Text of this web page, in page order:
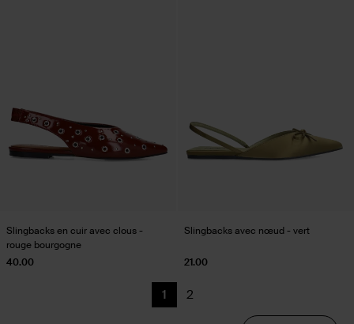
Slingbacks en cuir avec clous -
rouge bourgogne
40.00
Slingbacks avec nœud - vert
21.00
Page actuelle
1
Précédent
2